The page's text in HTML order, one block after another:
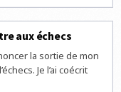
aux échecs
la sortie de mon
Je l’ai coécrit